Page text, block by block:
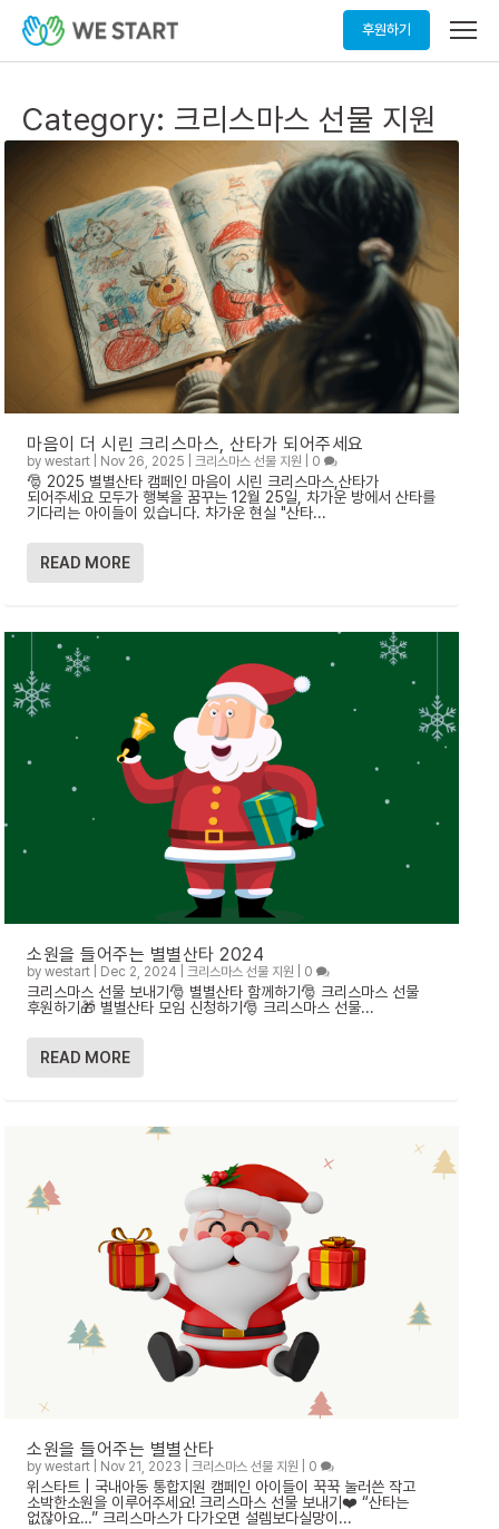
후원하기
메
열
Category: 크리스마스 선물 지원
마음이 더 시린 크리스마스, 산타가 되어주세요
by westart Nov 26, 2025 크리스마스 선물 지원 0
🎅 2025 별별산타 캠페인 마음이 시린 크리스마스,산타가
되어주세요 모두가 행복을 꿈꾸는 12월 25일, 차가운 방에서 산타를
기다리는 아이들이 있습니다. 차가운 현실 "산타...
READ MORE
소원을 들어주는 별별산타 2024
by westart Dec 2, 2024 크리스마스 선물 지원 0
크리스마스 선물 보내기🎅 별별산타 함께하기🎅 크리스마스 선물
후원하기🎁 별별산타 모임 신청하기🎅 크리스마스 선물...
READ MORE
소원을 들어주는 별별산타
by westart Nov 21, 2023 크리스마스 선물 지원 0
위스타트 | 국내아동 통합지원 캠페인 아이들이 꾹꾹 눌러쓴 작고
소박한소원을 이루어주세요! 크리스마스 선물 보내기❤️ “산타는
없잖아요…” 크리스마스가 다가오면 설렘보다실망이...